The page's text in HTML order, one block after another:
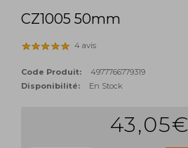
CZ1005 50mm
4 avis
Code Produit:
4977766779319
Disponibilité:
En Stock
43,05€